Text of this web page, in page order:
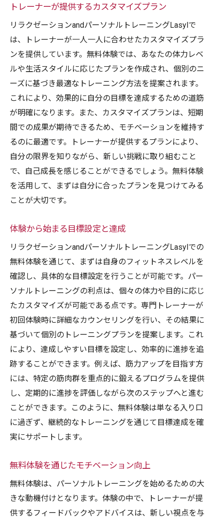
トレーナーが提供するカスタマイズプラン
リラクゼーションandパーソナルトレーニングLasylで
は、トレーナーが一人一人に合わせたカスタマイズプラ
ンを提供しています。無料体験では、あなたの体力レベ
ルや生活スタイルに応じたプランを作成され、個別のニ
ーズに基づき最適なトレーニング方法を提案されます。
これにより、効果的に自分の目標を達成するための道筋
が明確になります。また、カスタマイズプランは、短期
間での成果が期待できるため、モチベーションを維持す
るのに最適です。トレーナーが提供するプランにより、
自分の限界を知りながら、新しい挑戦に取り組むこと
で、自己成長を感じることができるでしょう。無料体験
を活用して、まずは自分に合ったプランを見つけてみる
ことが大切です。
体験から始まる目標設定と達成
リラクゼーションandパーソナルトレーニングLasylでの
無料体験を通じて、まずは自身のフィットネスレベルを
確認し、具体的な目標設定を行うことが可能です。パー
ソナルトレーニングの利点は、個々の体力や目的に応じ
たカスタマイズが可能である点です。専門トレーナーが
初回体験時に詳細なカウンセリングを行い、その結果に
基づいて個別のトレーニングプランを提案します。これ
により、達成しやすい目標を設定し、効率的に進捗を追
跡することができます。例えば、筋力アップを目指す方
には、特定の筋肉群を重点的に鍛えるプログラムを提供
し、定期的に進捗を評価しながら次のステップへと進む
ことができます。このように、無料体験は単なる入り口
に過ぎず、継続的なトレーニングを通じて目標達成を確
実にサポートします。
無料体験を通じたモチベーション向上
無料体験は、パーソナルトレーニングを始めるための大
きな動機付けとなります。体験の中で、トレーナーが提
供するフィードバックやアドバイスは、新しい視点を与